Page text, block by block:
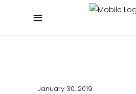
January 30, 2019